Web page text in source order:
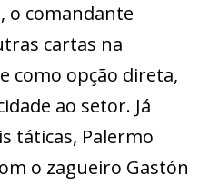
o comandante
cartas na
como opção direta,
ao setor. Já
táticas, Palermo
o zagueiro Gastón